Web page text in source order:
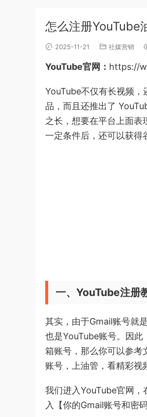
怎么注册YouTube
2025-11-21 社媒营销
YouTube官网： https://
YouTube不仅有长视频
品，而且还推出了
之长，想要在平台上面
一定条件后，还可以获得
一、YouTube注册
其实，由于Gmail账号就
也是YouTube账号。因
箱账号，那么你可以参
账号，上油管，看精彩视
我们进入YouTube官网
入【你的Gmail账号和密